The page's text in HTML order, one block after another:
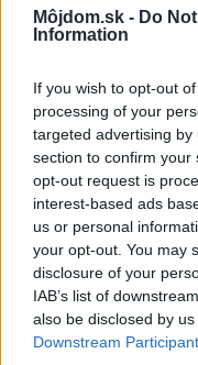
Môjdom.sk - Do
Information
If you wish to opt-out
processing of your
targeted advertising
section to confirm your
opt-out request is
interest-based ads
us or personal
your opt-out. You may
disclosure of your
IAB’s list of
also be disclosed by
Downstream
značky Vaillant
Uvažujete o
tisícové zľavy!